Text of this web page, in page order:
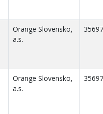
Orange Slovensko,
a.s.
Orange Slovensko,
a.s.